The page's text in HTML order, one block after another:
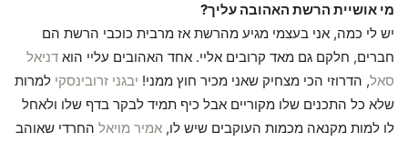
מי אושיית הרשת האהובה עליך?
יש לי כמה, אני בעצמי מגיע מהרשת אז מרבית כוכבי הרשת הם
חברים, חלקם גם מאד קרובים אליי. אחד האהובים עליי הוא דניאל
סאל, הדרוזי הכי מצחיק שאני מכיר חוץ ממני! יבגני זרובינסקי למרות
שלא כל התכנים שלו מקוריים אבל כיף תמיד לבקר בדף שלו ולאחל
לו למות מקנאה מכמות העוקבים שיש לו, אמיר מויאל החרדי שאוהב